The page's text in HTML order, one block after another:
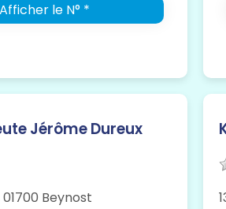
le N° *
Jérôme Dureux
Beynost